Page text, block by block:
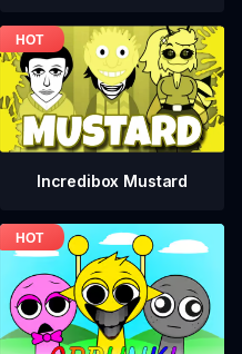
Incredibox Mustard